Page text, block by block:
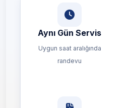
Aynı Gün Servis
Uygun saat aralığında
randevu